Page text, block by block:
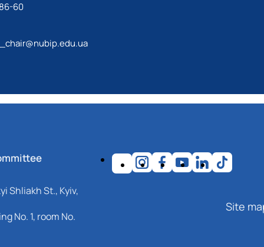
60
Shliakh St., Kyiv,
No. 1, room No.
Site